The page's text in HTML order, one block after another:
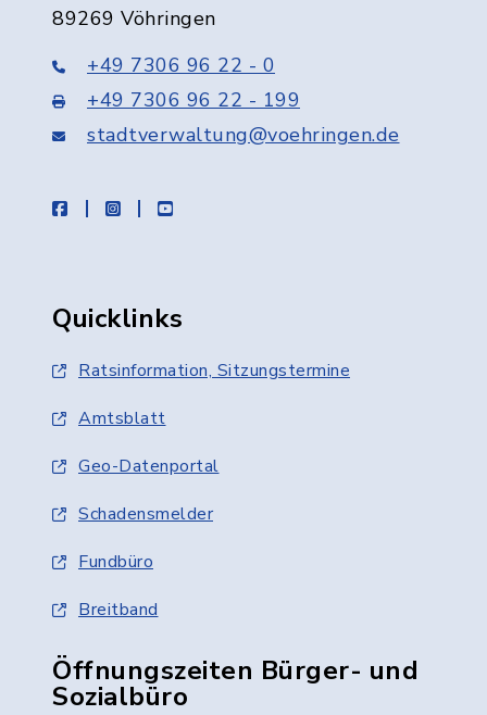
89269 Vöhringen
+49 7306 96 22 - 0
+49 7306 96 22 - 199
stadtverwaltung@voehringen.de
facebookinstagramyoutube
Quicklinks
Ratsinformation, Sitzungstermine
Amtsblatt
Geo-Datenportal
Schadensmelder
Fundbüro
Breitband
Öffnungszeiten Bürger- und
Sozialbüro